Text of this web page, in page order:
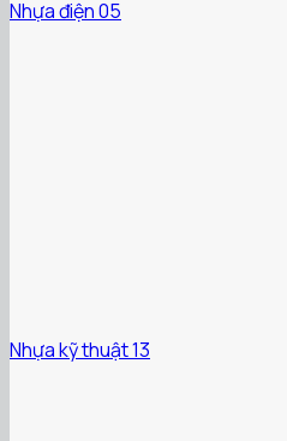
Nhựa điện 05
Nhựa kỹ thuật 13